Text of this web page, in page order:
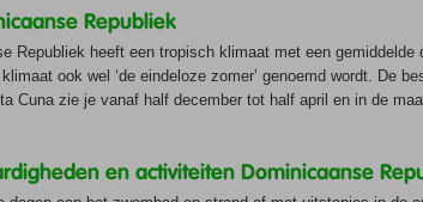
Republiek
Republiek heeft een tropisch klimaat met een
ook wel ‘de eindeloze zomer’ genoemd wordt. De
Cuna zie je vanaf half december tot half april en in de
en activiteiten Dominicaanse